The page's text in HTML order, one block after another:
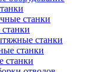
станки
станки
станки
станки